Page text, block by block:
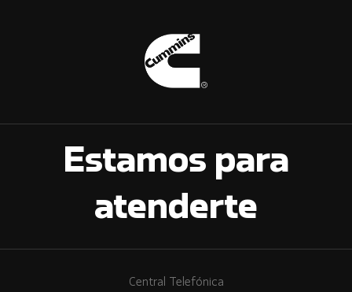
Estamos para
atenderte
Central Telefónica